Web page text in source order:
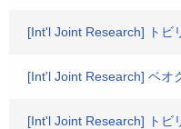
[Int'l Joint Research] トビ
[Int'l Joint Research] ベオ
[Int'l Joint Research] トビ